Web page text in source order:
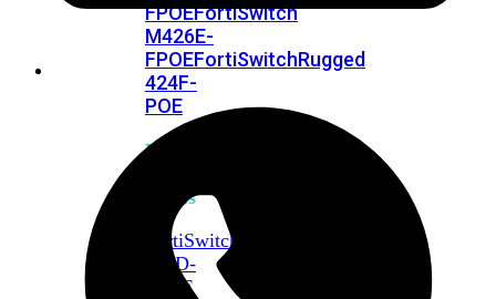
FPOEFortiSwitch
M426E-
FPOEFortiSwitchRugged
424F-
POE
FortiSwitch
Series
FortiSwitch
548D-
FPOE